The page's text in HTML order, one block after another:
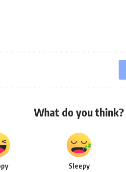
What do you think?
Sleepy